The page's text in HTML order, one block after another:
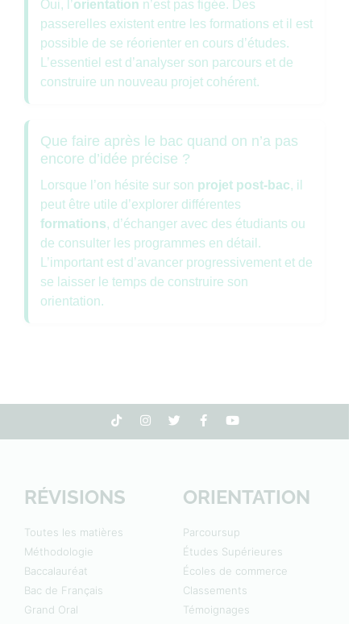
Oui, l’orientation n’est pas figée. Des
passerelles existent entre les formations et il est
possible de se réorienter en cours d’études.
L’essentiel est d’analyser son parcours et de
construire un nouveau projet cohérent.
Que faire après le bac quand on n’a pas
encore d’idée précise ?
Lorsque l’on hésite sur son projet post-bac, il
peut être utile d’explorer différentes
formations, d’échanger avec des étudiants ou
de consulter les programmes en détail.
L’important est d’avancer progressivement et de
se laisser le temps de construire son
orientation.
RÉVISIONS
Toutes les matières
Méthodologie
Baccalauréat
Bac de Français
Grand Oral
ORIENTATION
Parcoursup
Études Supérieures
Écoles de commerce
Classements
Témoignages